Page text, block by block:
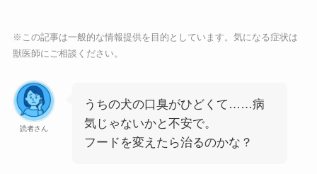
※この記事は一般的な情報提供を目的としています。気になる症状は
獣医師にご相談ください。
読者さん
うちの犬の口臭がひどくて……病
気じゃないかと不安で。
フードを変えたら治るのかな？